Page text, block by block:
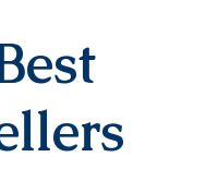
kargo
Yurtiçi Kargo
sms olarak iletilir.